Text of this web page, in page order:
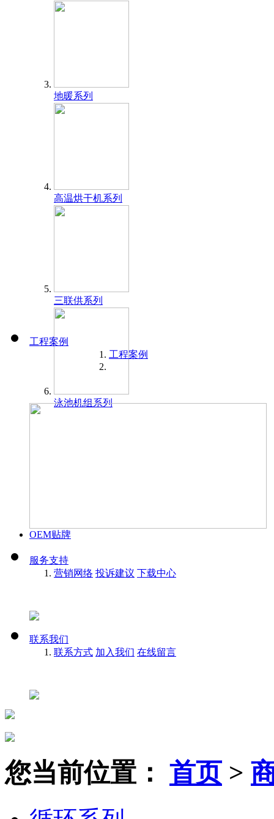
地暖系列
高温烘干机系列
三联供系列
泳池机组系列
工程案例
工程案例
OEM贴牌
服务支持
营销网络 投诉建议 下载中心
联系我们
联系方式 加入我们 在线留言
您当前位置： 首页>